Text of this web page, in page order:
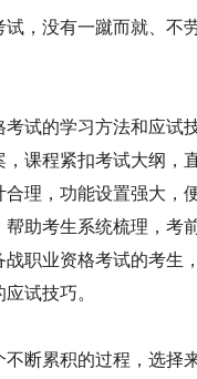
没有一蹴而就、不
的学习方法和应试
课程紧扣考试大纲，
理，功能设置强大，
助考生系统梳理，考
职业资格考试的考生
试技巧。
累积的过程，选择